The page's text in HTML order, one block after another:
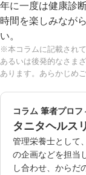
年に一度は健康診
時間を楽しみなが
い。
※本コラムに記載され
あるいは後発的なさま
あります。あらかじめ
コラム 筆者プロフ
タニタヘルス
管理栄養士として
の企画などを担当
し合わせ、からだ